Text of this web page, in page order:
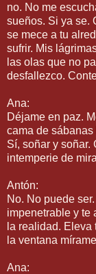
no. No me
sueños. Si ya se.
se mece a tu
sufrir. Mis
las olas que no
desfallezco.
Ana:
Déjame en paz.
cama de
Sí, soñar y soñar.
intemperie de
Antón:
No. No puede
impenetrable y te
la realidad.
la ventana
Ana: